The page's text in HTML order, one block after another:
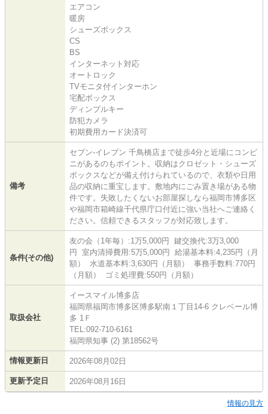
エアコン
暖房
シューズボックス
CS
BS
インターネット対応
オートロック
TVモニタ付インターホン
宅配ボックス
ディンプルキー
防犯カメラ
初期費用カード決済可
備考
セブン‐イレブン 千鳥橋店まで徒歩4分と近場にコンビ
ニがあるのもポイント。収納はクロゼット・シューズ
ボックスなどが備え付けられているので、衣類や日用
品の収納に重宝します。敷地内にごみ置き場がある物
件です。失敗したくないお部屋探しなら福岡市博多区
や福岡市箱崎線千代県庁口付近に強い当社へご連絡く
ださい。信頼できるスタッフが対応致します。
条件(その他)
友の会（1年毎）:1万5,000円 鍵交換代:3万3,000
円 室内清掃費用:5万5,000円 給湯基本料:4,235円（月
額） 水道基本料:3,630円（月額） 事務手数料:770円
（月額） ゴミ処理費:550円（月額）
取扱会社
イースマイル博多店
福岡県福岡市博多区博多駅南１丁目14-6 クレベール博
多 1Ｆ
TEL:092-710-6161
福岡県知事 (2) 第18562号
情報更新日 2026年08月02日
更新予定日 2026年08月16日
情報の見方